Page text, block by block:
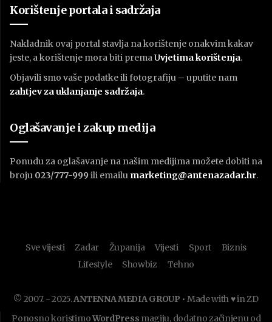
Korištenje portala i sadržaja
Nakladnik ovaj portal stavlja na korištenje onakvim kakav
jeste, a korištenje mora biti premaUvjetima korištenja.
Objavili smo vaše podatke ili fotografiju – uputite nam
zahtjev za uklanjanje sadržaja.
Oglašavanje i zakup medija
Ponudu za oglašavanje na našim medijima možete dobiti na
broju 023/777-999 ili emailu marketing@antenazadar.hr.
Sve vijesti Zadar Županija Vijesti Sport
Biznis
Lifestyle
Showbiz Tehno
© 2007. - 2025.ANTENNA MEDIA GROUP • Made with ♥ in ZD
Ponosno koristimoWordPress magiju, dodatno začinjenu od